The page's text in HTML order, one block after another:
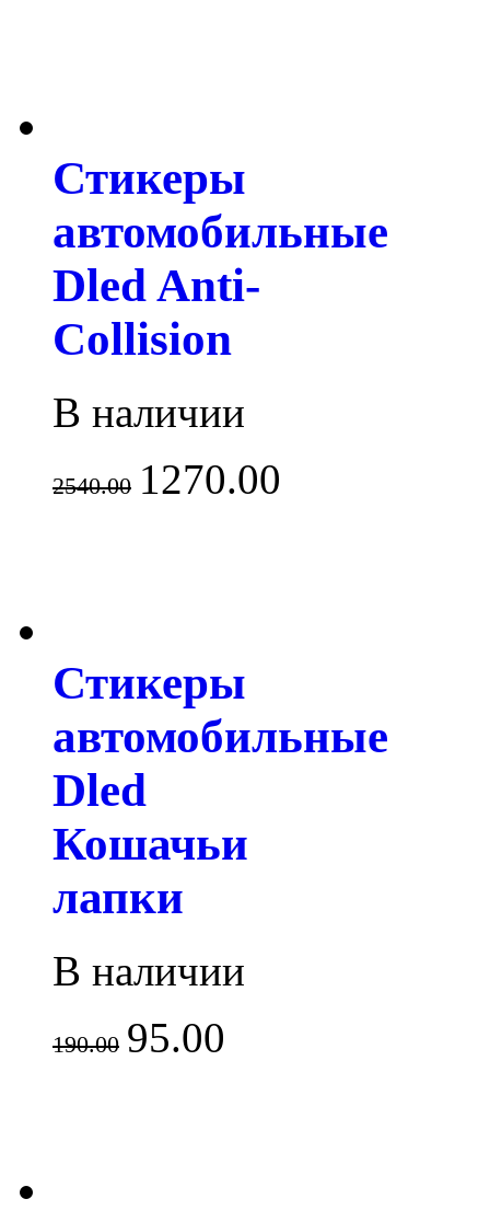
Стикеры
автомобильные
Dled Anti-
Collision
В наличии
2540.00 1270.00
Стикеры
автомобильные
Dled
Кошачьи
лапки
В наличии
190.00 95.00